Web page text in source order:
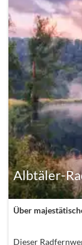
Albtäler-
Über
Dieser